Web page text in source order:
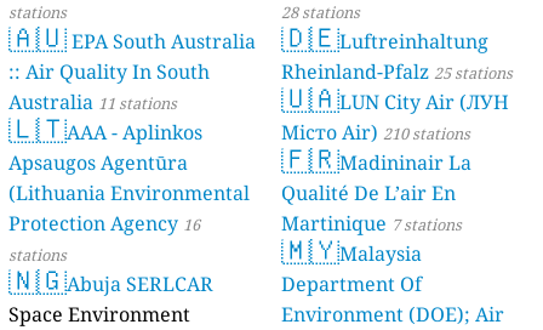
stations
🇦🇺EPA South Australia
:: Air Quality In South
Australia 11 stations
🇱🇹AAA - Aplinkos
Apsaugos Agentūra
(Lithuania Environmental
Protection Agency 16
stations
🇳🇬Abuja SERLCAR
Space Environment
28 stations
🇩🇪Luftreinhaltung
Rheinland-Pfalz 25 stations
🇺🇦LUN City Air (ЛУН
Місто Air) 210 stations
🇫🇷Madininair La
Qualité De L’air En
Martinique 7 stations
🇲🇾Malaysia
Department Of
Environment (DOE); Air